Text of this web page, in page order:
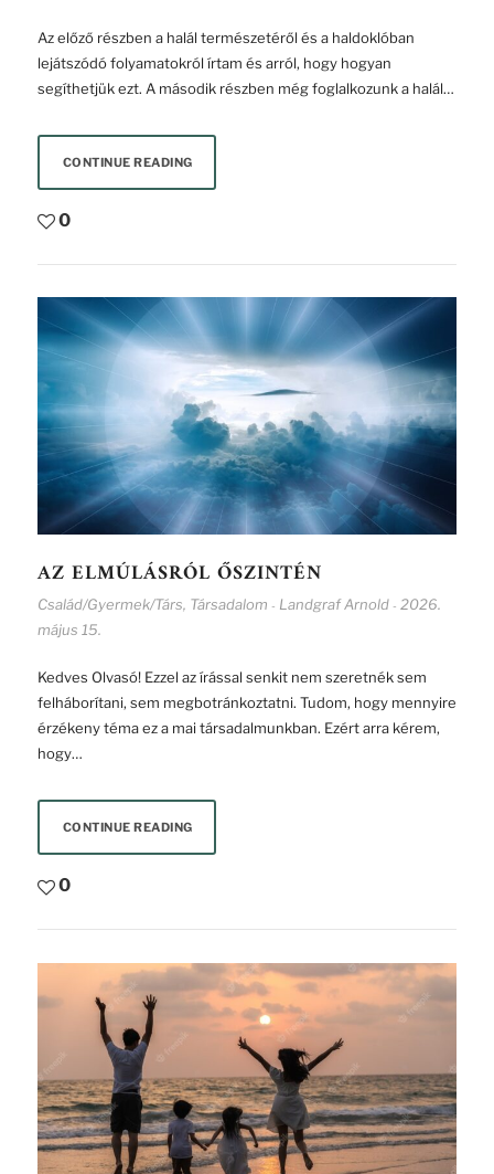
Az előző részben a halál természetéről és a haldoklóban
lejátszódó folyamatokról írtam és arról, hogy hogyan
segíthetjük ezt. A második részben még foglalkozunk a halál…
CONTINUE READING
0
AZ ELMÚLÁSRÓL ŐSZINTÉN
Család/Gyermek/Társ, Társadalom - Landgraf Arnold - 2026.
május 15.
Kedves Olvasó! Ezzel az írással senkit nem szeretnék sem
felháborítani, sem megbotránkoztatni. Tudom, hogy mennyire
érzékeny téma ez a mai társadalmunkban. Ezért arra kérem,
hogy…
CONTINUE READING
0